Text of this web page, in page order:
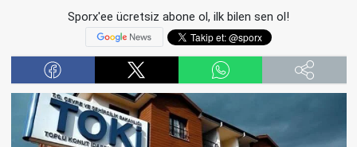
Sporx'ee ücretsiz abone ol, ilk bilen sen ol!